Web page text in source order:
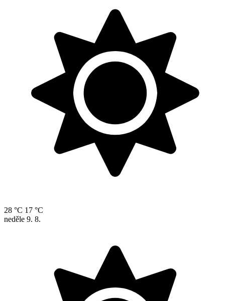
28 °C 17 °C
neděle 9. 8.